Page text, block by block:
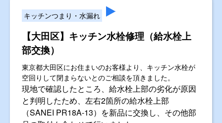
キッチンつまり・水漏れ
【大田区】キッチン水栓修理（給水栓上
部交換）
東京都大田区にお住まいのお客様より、キッチン水栓が
空回りして閉まらないとのご相談を頂きました。
現地で確認したところ、給水栓上部の劣化が原因
と判明したため、左右2箇所の給水栓上部
（SANEI PR18A-13）を新品に交換し、その他部